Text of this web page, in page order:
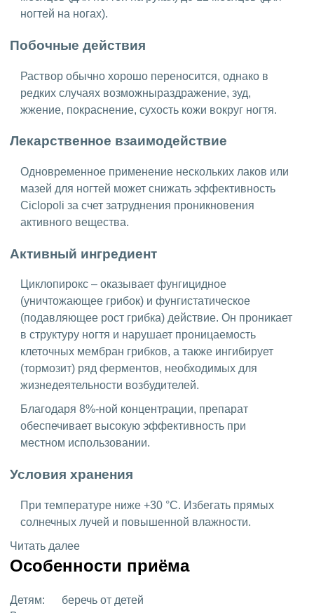
ногтей на ногах).
Побочные действия
Раствор обычно хорошо переносится, однако в
редких случаях возможныраздражение, зуд,
жжение, покраснение, сухость кожи вокруг ногтя.
Лекарственное взаимодействие
Одновременное применение нескольких лаков или
мазей для ногтей может снижать эффективность
Ciclopoli за счет затруднения проникновения
активного вещества.
Активный ингредиент
Циклопирокс – оказывает фунгицидное
(уничтожающее грибок) и фунгистатическое
(подавляющее рост грибка) действие. Он проникает
в структуру ногтя и нарушает проницаемость
клеточных мембран грибков, а также ингибирует
(тормозит) ряд ферментов, необходимых для
жизнедеятельности возбудителей.
Благодаря 8%-ной концентрации, препарат
обеспечивает высокую эффективность при
местном использовании.
Условия хранения
При температуре ниже +30 °C. Избегать прямых
солнечных лучей и повышенной влажности.
Читать далее
Особенности приёма
Детям:
беречь от детей